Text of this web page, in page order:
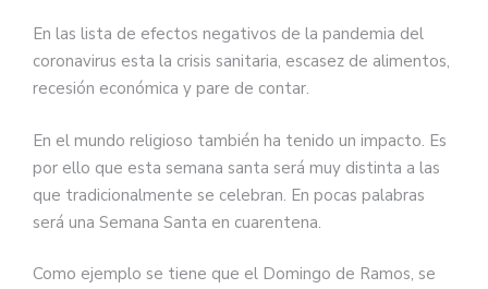
En las lista de efectos negativos de la pandemia del
coronavirus esta la crisis sanitaria, escasez de alimentos,
recesión económica y pare de contar.
En el mundo religioso también ha tenido un impacto. Es
por ello que esta semana santa será muy distinta a las
que tradicionalmente se celebran. En pocas palabras
será una Semana Santa en cuarentena.
Como ejemplo se tiene que el Domingo de Ramos, se